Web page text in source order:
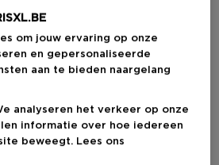
om jouw ervaring op onze
en gepersonaliseerde
aan te bieden naargelang
analyseren het verkeer op onze
informatie over hoe iedereen
beweegt. Lees ons